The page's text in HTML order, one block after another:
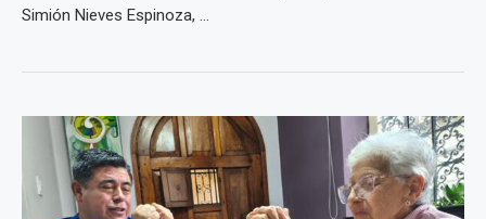
Simión Nieves Espinoza, ...